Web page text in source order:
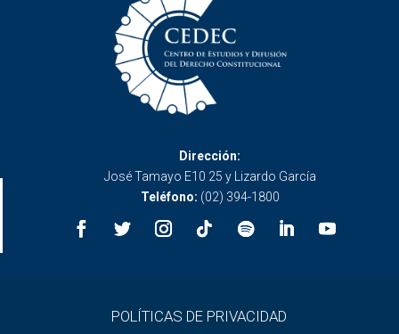
Dirección:
José Tamayo E10 25 y Lizardo García
Teléfono: (02) 394-1800
POLÍTICAS DE PRIVACIDAD